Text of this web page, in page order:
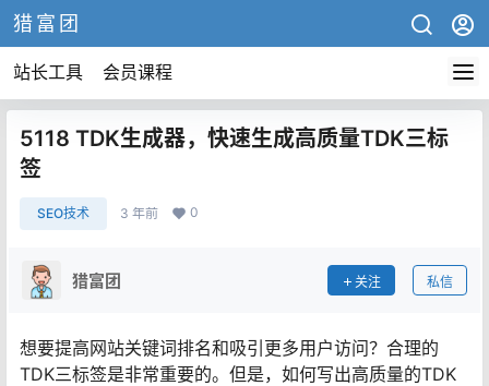
猎富团
站长工具 会员课程
5118 TDK生成器，快速生成高质量TDK三标
签
SEO技术 3 年前 0
猎富团 关注 私信
想要提高网站关键词排名和吸引更多用户访问？合理的
TDK三标签是非常重要的。但是，如何写出高质量的TDK